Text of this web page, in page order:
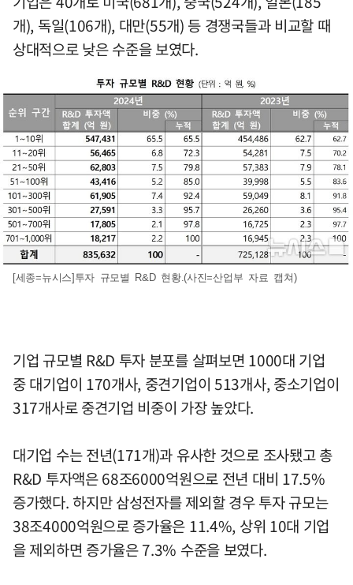
개), 독일(106개), 대만(55개) 등 경쟁국들과 비교할 때
상대적으로 낮은 수준을 보였다.
[세종=뉴시스]투자 규모별 R&D 현황.(사진=산업부 자료 캡쳐)
기업 규모별 R&D 투자 분포를 살펴보면 1000대 기업
중 대기업이 170개사, 중견기업이 513개사, 중소기업이
317개사로 중견기업 비중이 가장 높았다.
대기업 수는 전년(171개)과 유사한 것으로 조사됐고 총
R&D 투자액은 68조6000억원으로 전년 대비 17.5%
증가했다. 하지만 삼성전자를 제외할 경우 투자 규모는
38조4000억원으로 증가율은 11.4%, 상위 10대 기업
을 제외하면 증가율은 7.3% 수준을 보였다.